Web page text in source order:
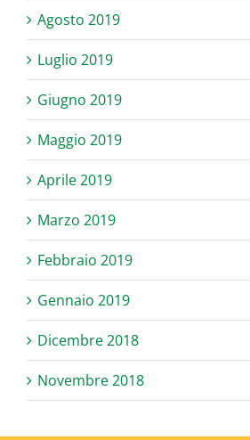
Agosto 2019
Luglio 2019
Giugno 2019
Maggio 2019
Aprile 2019
Marzo 2019
Febbraio 2019
Gennaio 2019
Dicembre 2018
Novembre 2018